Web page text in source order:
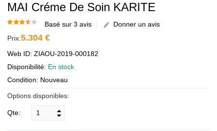
MAI Créme De Soin KARITE
Basé sur 3 avis
Donner un avis
Prix:5.304 €
Web ID: ZIAOU-2019-000182
Disponibilité: En stock
Condition: Nouveau
Options disponibles:
Qte: